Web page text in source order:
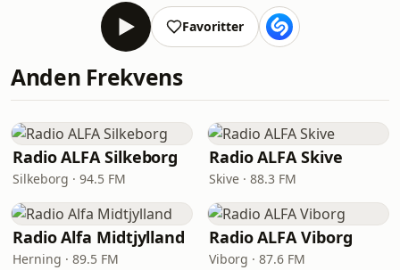
Favoritter
Anden Frekvens
Radio ALFA Silkeborg
Silkeborg · 94.5 FM
Radio ALFA Skive
Skive · 88.3 FM
Radio Alfa Midtjylland
Herning · 89.5 FM
Radio ALFA Viborg
Viborg · 87.6 FM